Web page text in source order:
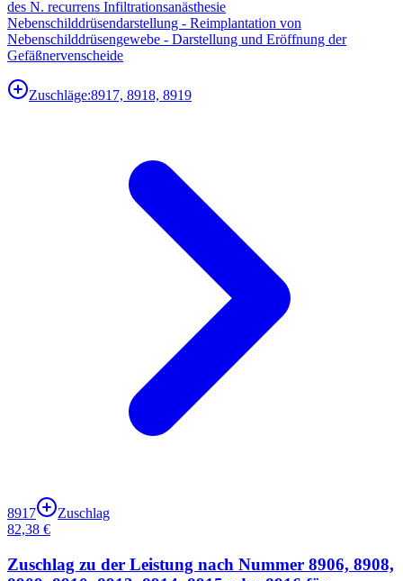
des N. recurrens Infiltrationsanästhesie
Nebenschilddrüsendarstellung - Reimplantation von
Nebenschilddrüsengewebe - Darstellung und Eröffnung der
Gefäßnervenscheide
Zuschläge:8917, 8918, 8919
8917
Zuschlag
82,38 €
Zuschlag zu der Leistung nach Nummer 8906, 8908,